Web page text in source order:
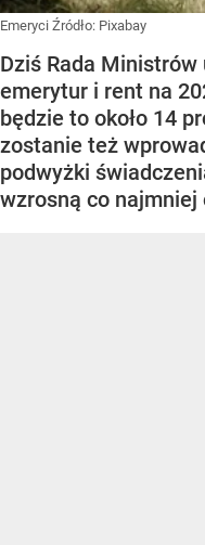
Emeryci Źródło: Pixabay
Dziś Rada
emerytur i rent na
będzie to około 14
zostanie też
podwyżki
wzrosną co najmniej